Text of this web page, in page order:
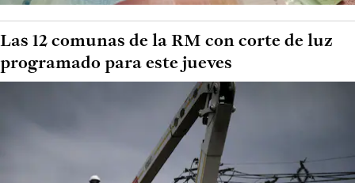
Las 12 comunas de la RM con corte de luz
programado para este jueves